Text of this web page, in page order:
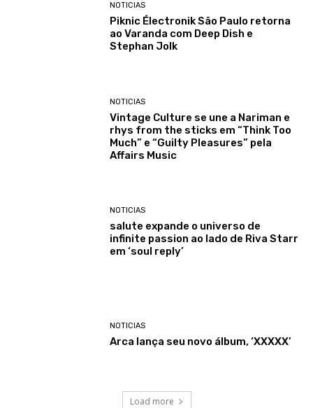
NOTICIAS
Piknic Électronik São Paulo retorna
ao Varanda com Deep Dish e
Stephan Jolk
NOTICIAS
Vintage Culture se une a Nariman e
rhys from the sticks em “Think Too
Much” e “Guilty Pleasures” pela
Affairs Music
NOTICIAS
salute expande o universo de
infinite passion ao lado de Riva Starr
em ‘soul reply’
NOTICIAS
Arca lança seu novo álbum, ‘XXXXX’
Load more